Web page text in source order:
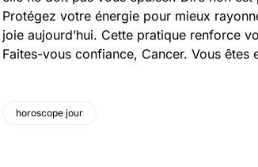
Protégez votre énergie pour mieux
joie aujourd’hui. Cette pratique renforce
Faites-vous confiance, Cancer. Vous
horoscope jour